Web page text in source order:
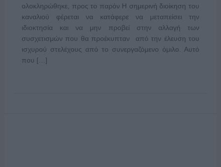
ολοκληρώθηκε, προς το παρόν Η σημερινή διοίκηση του
καναλιού φέρεται να κατάφερε να μεταπείσει την
ιδιοκτησία και να μην προβεί στην αλλαγή των
συσχετισμών που θα προέκυπταν από την έλευση του
ισχυρού στελέχους από το συνεργαζόμενο όμιλο. Αυτό
που […]